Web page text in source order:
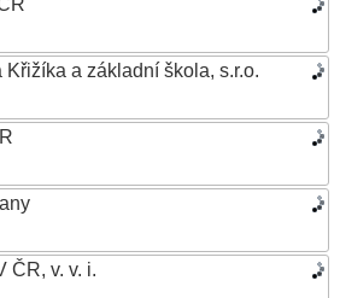
a základní škola, s.r.o.
ČR, v. v. i.